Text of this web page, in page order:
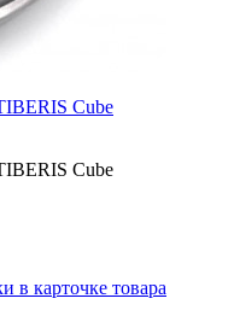
Cube
Cube
в карточке товара